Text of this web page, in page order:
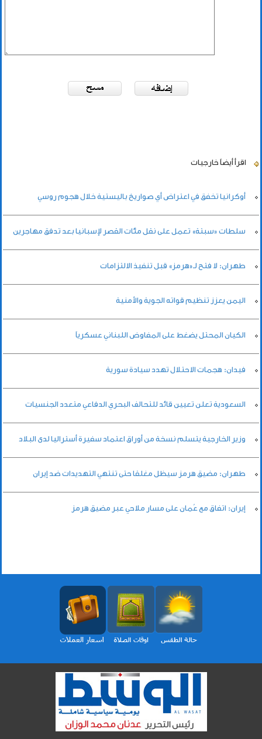
اقرأ أيضاً خارجيات
أوكرانيا تخفق في اعتراض أي صواريخ باليستية خلال هجوم روسي
سلطات «سبتة» تعمل على نقل مئات القصر لإسبانيا بعد تدفق مهاجرين
طهران: لا فتح لـ«هرمز» قبل تنفيذ الالتزامات
اليمن يعزز تنظيم قواته الجوية والأمنية
الكيان المحتل يضغط على المفاوض اللبناني عسكرياً
فيدان: هجمات الاحتلال تهدد سيادة سورية
السعودية تعلن تعيين قائد للتحالف البحري الدفاعي متعدد الجنسيات
وزير الخارجية يتسلم نسخة من أوراق اعتماد سفيرة أستراليا لدى البلاد
طهران: مضيق هرمز سيظل مغلقا حتى تنتهي التهديدات ضد إيران
إيران: اتفاق مع عُمان على مسار ملاحي عبر مضيق هرمز